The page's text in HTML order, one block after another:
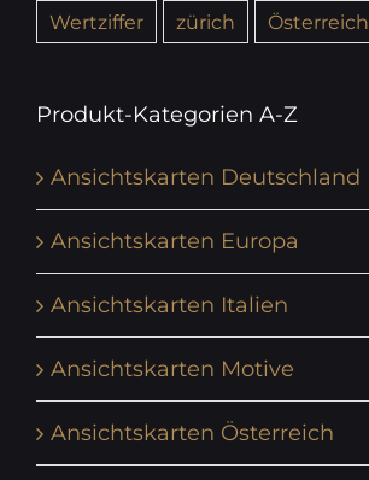
Wertziffer
zürich Österreich
Produkt-Kategorien A-Z
Ansichtskarten Deutschland
Ansichtskarten Europa
Ansichtskarten Italien
Ansichtskarten Motive
Ansichtskarten Österreich